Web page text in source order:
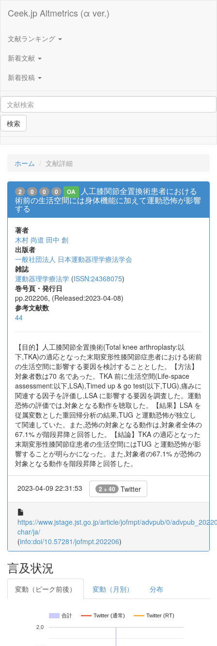
Ceek.jp Altmetrics (α ver.)
文献ランキング
新着文献
新着投稿
検索
ホーム 文献詳細
2 0 0 0 OA
⼈⼯膝関節全置換術患者における
術前の⽣活空間には⾝体機能に加えて運動恐怖が影響
する
著者
⽊村 尚道 ⽥中 創
出版者
一般社団法人 日本運動器理学療法学会
雑誌
運動器理学療法学 (ISSN:24368075)
巻号頁・発行日
pp.202206, (Released:2023-04-08)
参考文献数
44
【⽬的】⼈⼯膝関節全置換術(Total knee arthroplasty:以
下,TKA)の適応となった末期変形性膝関節症患者における術前
の⽣活空間に影響する要因を検討することとした。【⽅法】
対象者数は70 名であった。TKA 前に⽣活空間(Life-space
assessment:以下,LSA),Timed up & go test(以下,TUG),痛みに
関連する因⼦を評価し,LSA に影響する要因を調査した。運動
恐怖の評価では,対象となる動作を聴取した。【結果】LSA を
従属変数とした重回帰分析の結果,TUG と運動恐怖が独⽴し
て関連していた。また,恐怖の対象となる動作は,対象者全体の
67.1% が階段昇降と回答した。【結論】TKA の適応となった
末期変形性膝関節症患者の⽣活空間にはTUG と運動恐怖が影
響することが明らかになった。また,対象者の67.1% が恐怖の
対象となる動作を階段昇降と回答した。
2023-04-09 22:31:53 2 + 40 Twitter
https://www.jstage.jst.go.jp/article/jofmpt/advpub/0/
char/ja/
(info:doi/10.57281/jofmpt.202206)
言及状況
変動（ピーク前後） 変動（月別） 分布
合計 Twitter (通常) Twitter (RT)
2.0